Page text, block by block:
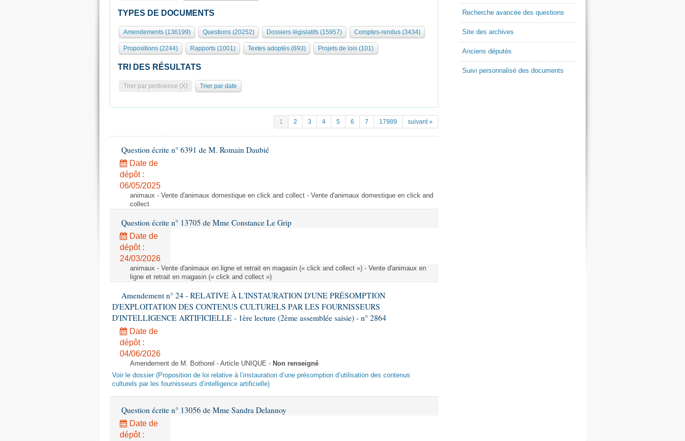
TYPES DE DOCUMENTS
Amendements (136199) Questions (20252) Dossiers législatifs (15957) Comptes-rendus (3434)
Propositions (2244) Rapports (1001) Textes adoptés (693) Projets de lois (101)
TRI DES RÉSULTATS
Trier par pertinence (X) Trier par date
1 2 3 4 5 6 7 17989 suivant »
Question écrite n° 6391 de M. Romain Daubié
Date de
dépôt :
06/05/2025
animaux - Vente d'animaux domestique en click and collect - Vente d'animaux domestique en click and
collect
Question écrite n° 13705 de Mme Constance Le Grip
Date de
dépôt :
24/03/2026
animaux - Vente d'animaux en ligne et retrait en magasin (« click and collect ») - Vente d'animaux en
ligne et retrait en magasin (« click and collect »)
Amendement n° 24 - RELATIVE À L'INSTAURATION D'UNE PRÉSOMPTION
D'EXPLOITATION DES CONTENUS CULTURELS PAR LES FOURNISSEURS
D'INTELLIGENCE ARTIFICIELLE - 1ère lecture (2ème assemblée saisie) - n° 2864
Date de
dépôt :
04/06/2026
Amendement de M. Bothorel - Article UNIQUE - Non renseigné
Voir le dossier (Proposition de loi relative à l’instauration d’une présomption d’utilisation des contenus
culturels par les fournisseurs d’intelligence artificielle)
Question écrite n° 13056 de Mme Sandra Delannoy
Date de
dépôt :
Recherche avancée des questions
Site des archives
Anciens députés
Suivi personnalisé des documents